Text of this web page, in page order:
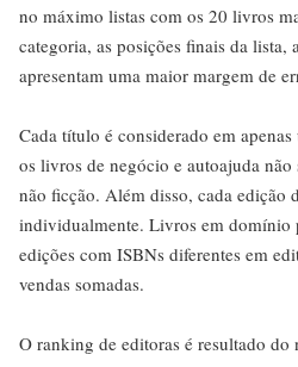
no máximo listas com os 20 livros
categoria, as posições finais da lista,
apresentam uma maior margem de
Cada título é considerado em
os livros de negócio e autoajuda
não ficção. Além disso, cada edição
individualmente. Livros em domínio
edições com ISBNs diferentes em
vendas somadas.
O ranking de editoras é resultado